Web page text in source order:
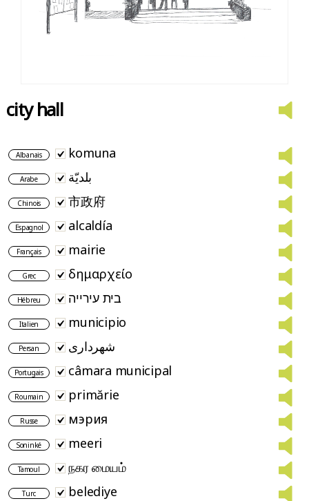
city hall
Albanais komuna
Arabe بلديّة
Chinois 市政府
Espagnol alcaldía
Français mairie
Grec δημαρχείο
Hébreu בית עירייה
Italien municipio
Persan شهرداری
Portugais câmara municipal
Roumain primărie
Russe мэрия
Soninké meeri
Tamoul நகர மையம்
Turc belediye